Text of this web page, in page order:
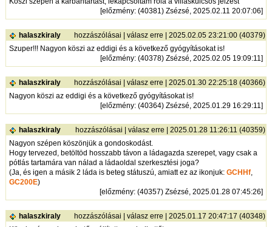
[előzmény: (40381) Zsézsé, 2025.02.11 20:07:06]
halaszkiraly hozzászólásai |válasz erre | 2025.02.05 23:21:00 (40379)
Szuper!!! Nagyon köszi az eddigi és a következő gyógyításokat is!
[előzmény: (40378) Zsézsé, 2025.02.05 19:09:11]
halaszkiraly hozzászólásai |válasz erre | 2025.01.30 22:25:18 (40366)
Nagyon köszi az eddigi és a következő gyógyításokat is!
[előzmény: (40364) Zsézsé, 2025.01.29 16:29:11]
halaszkiraly hozzászólásai |válasz erre | 2025.01.28 11:26:11 (40359)
Nagyon szépen köszönjük a gondoskodást.
Hogy tervezed, betöltöd hosszabb távon a ládagazda szerepet, vagy csak a
pótlás tartamára van nálad a ládaoldal szerkesztési joga?
(Ja, és igen a másik 2 láda is beteg státuszú, amiatt ez az ikonjuk:GCHHf,
GC200E)
[előzmény: (40357) Zsézsé, 2025.01.28 07:45:26]
halaszkiraly hozzászólásai |válasz erre | 2025.01.17 20:47:17 (40348)